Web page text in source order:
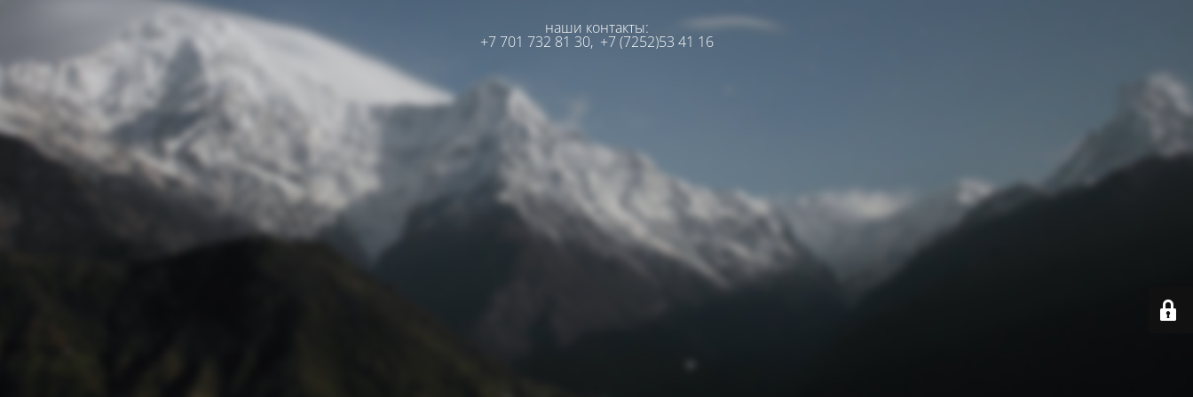
наши контакты:
+7 701 732 81 30, +7 (7252)53 41 16